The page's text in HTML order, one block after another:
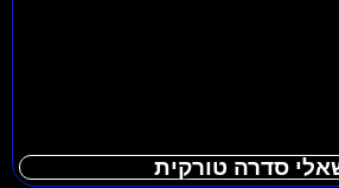
סדרה טורקית